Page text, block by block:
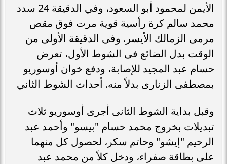
الأيمن لمحمود أبو السعود، وفي الدقيقة 24 سدد
محمد سالم كرة رأسية قوية مرت فوق مقص
مرمى الزمالك الأيسر. وفى الدقيقة الأولى من
الوقت بدل الضائع فى الشوط الأول، تعرض
حسام عبد المجيد للإصابة، ودفع خوان أوسوريو
بمصطفى الزنارى بدلاً منه. أحداث الشوط الثاني
وقبل بداية الشوط الثانى أجرى أوسوريو ثلاث
تبديلات بخروج محمد حسام "بيسو" وأحمد عبد
الرحيم "إيشو" وحاتم سكر، لحصول كل منهما
على بطاقة صفراء، ودخل كلاً من محمد عبد